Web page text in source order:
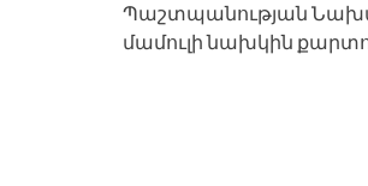
Պաշտպանության
մամուլի նախկին